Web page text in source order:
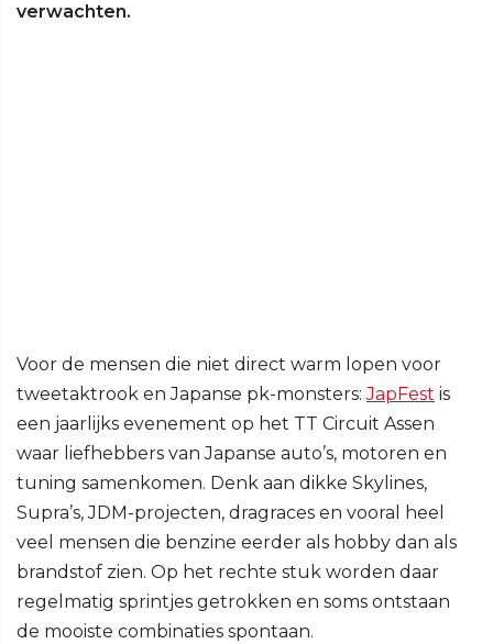
verwachten.
Voor de mensen die niet direct warm lopen voor
tweetaktrook en Japanse pk-monsters:JapFest is
een jaarlijks evenement op het TT Circuit Assen
waar liefhebbers van Japanse auto’s, motoren en
tuning samenkomen. Denk aan dikke Skylines,
Supra’s, JDM-projecten, dragraces en vooral heel
veel mensen die benzine eerder als hobby dan als
brandstof zien. Op het rechte stuk worden daar
regelmatig sprintjes getrokken en soms ontstaan
de mooiste combinaties spontaan.